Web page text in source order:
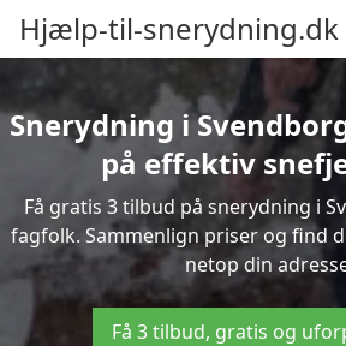
Hjælp-til-snerydning.dk
Snerydning i
på effektiv
Få gratis 3 tilbud på snerydning i
fagfolk. Sammenlign priser og find
netop din
Få 3 tilbud, gratis og